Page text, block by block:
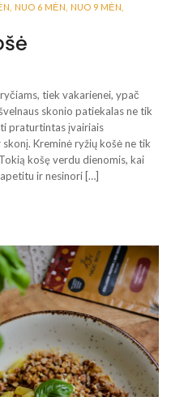
NUO 6 MĖN NUO 9 MĖN
tiek vakarienei, ypač
skonio patiekalas ne tik
praturtintas įvairiais
Kreminė ryžių košė ne tik
košę verdu dienomis, kai
ir nesinori […]